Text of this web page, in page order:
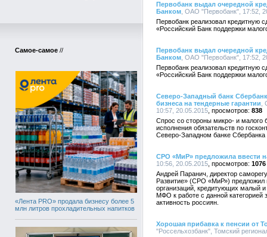
Самое-самое //
«Лента PRO» продала бизнесу более 5
млн литров прохладительных напитков
Первобанк выдал очередной
Банком , ОАО "Первобанк", 17:52,
Первобанк реализовал кредитную
«Российский Банк поддержки
Первобанк выдал очередной
Банком , ОАО "Первобанк", 17:52,
Первобанк реализовал кредитную
«Российский Банк поддержки
Северо-Западный банк
бизнеса на тендерные гарантии
10:57, 20.05.2015
838
Спрос со стороны микро- и малого
исполнения обязательств по
Северо-Западном банке Сбербанка
СРО «МиР» предложила ввести
10:56, 20.05.2015
1076
Андрей Паранич, директор
Развитие» (СРО «МиР») предложил
организаций, кредитующих малый
МФО к работе с данной категорией
активность россиян.
Хорошая прибавка к пенсии от
"Россельхозбанк", Томский